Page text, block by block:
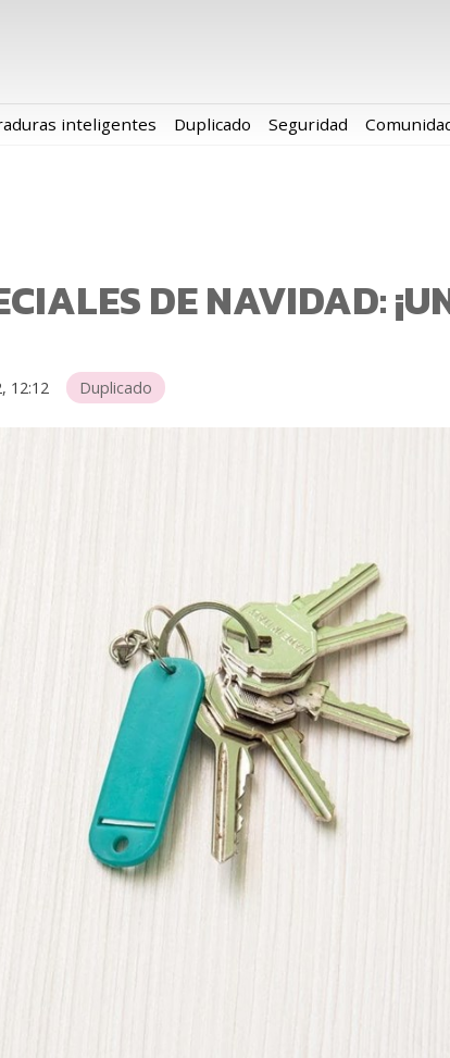
inteligentes Duplicado Seguridad
DE NAVIDAD:
12:12 Duplicado